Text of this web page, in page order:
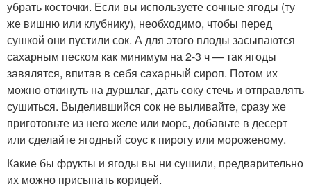
убрать косточки. Если вы используете сочные ягоды (ту
же вишню или клубнику), необходимо, чтобы перед
сушкой они пустили сок. А для этого плоды засыпаются
сахарным песком как минимум на 2-3 ч — так ягоды
завялятся, впитав в себя сахарный сироп. Потом их
можно откинуть на дуршлаг, дать соку стечь и отправлять
сушиться. Выделившийся сок не выливайте, сразу же
приготовьте из него желе или морс, добавьте в десерт
или сделайте ягодный соус к пирогу или мороженому.
Какие бы фрукты и ягоды вы ни сушили, предварительно
их можно присыпать корицей.